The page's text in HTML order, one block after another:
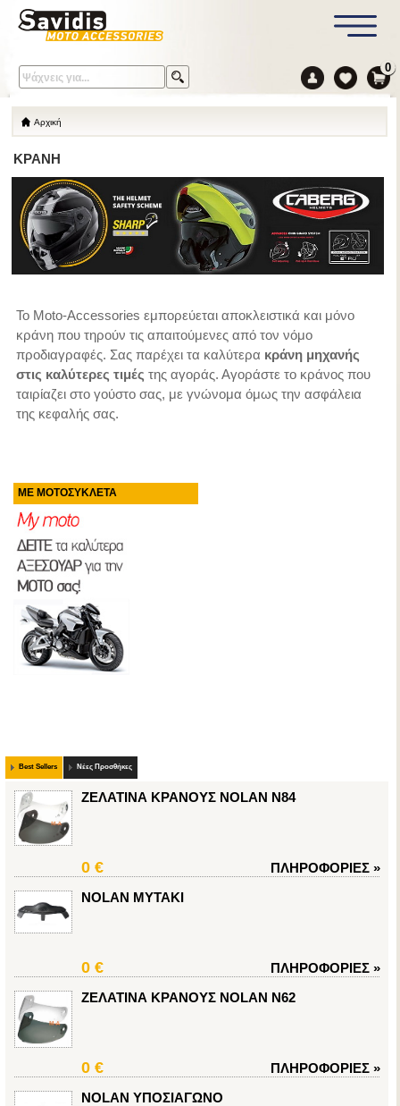
0
Αρχική
ΚΡΑΝΗ
To Moto-Accessories εμπορεύεται αποκλειστικά και μόνο
κράνη που τηρούν τις απαιτούμενες από τον νόμο
προδιαγραφές. Σας παρέχει τα καλύτερα κράνη μηχανής
στις καλύτερες τιμές της αγοράς. Αγοράστε το κράνος που
ταιρίαζει στο γούστο σας, με γνώνομα όμως την ασφάλεια
της κεφαλής σας.
ΜΕ ΜΟΤΟΣΥΚΛΕΤΑ
Best Sellers Νέες Προσθήκες
ΖΕΛΑΤΙΝΑ ΚΡΑΝΟΥΣ NOLAN N84
0 € ΠΛΗΡΟΦΟΡΙΕΣ »
NOLAN ΜΥΤΑΚΙ
0 € ΠΛΗΡΟΦΟΡΙΕΣ »
ΖΕΛΑΤΙΝΑ ΚΡΑΝΟΥΣ NOLAN N62
0 € ΠΛΗΡΟΦΟΡΙΕΣ »
NOLAN ΥΠΟΣΙΑΓΩΝΟ